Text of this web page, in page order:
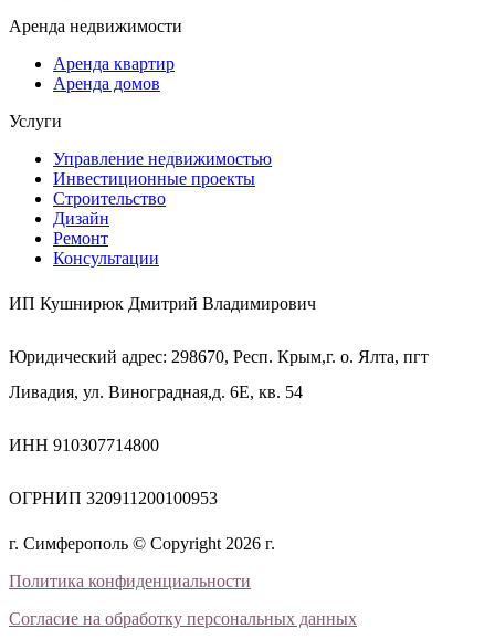
Аренда недвижимости
Аренда квартир
Аренда домов
Услуги
Управление недвижимостью
Инвестиционные проекты
Строительство
Дизайн
Ремонт
Консультации
ИП Кушнирюк Дмитрий Владимирович
Юридический адрес: 298670, Респ. Крым,г. о. Ялта, пгт
Ливадия, ул. Виноградная,д. 6Е, кв. 54
ИНН 910307714800
ОГРНИП 320911200100953
г. Симферополь © Copyright 2026 г.
Политика конфиденциальности
Согласие на обработку персональных данных